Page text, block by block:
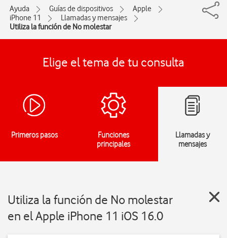
Ayuda Guías de dispositivos
Apple
iPhone 11
Llamadas y mensajes
Utiliza la función de No molestar
Elige el tema de tu consulta
Primeros pasos
Funciones
principales
Llamadas y
mensajes
Utiliza la función de No molestar
en el Apple iPhone 11 iOS 16.0